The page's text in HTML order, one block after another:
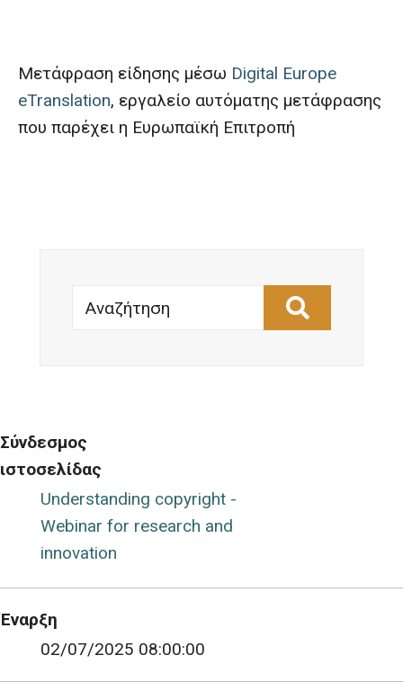
Μετάφραση είδησης μέσω Digital Europe
eTranslation, εργαλείο αυτόματης μετάφρασης
που παρέχει η Ευρωπαϊκή Επιτροπή
Αναζήτηση
Σύνδεσμος
ιστοσελίδας
Understanding copyright -
Webinar for research and
innovation
Έναρξη
02/07/2025 08:00:00